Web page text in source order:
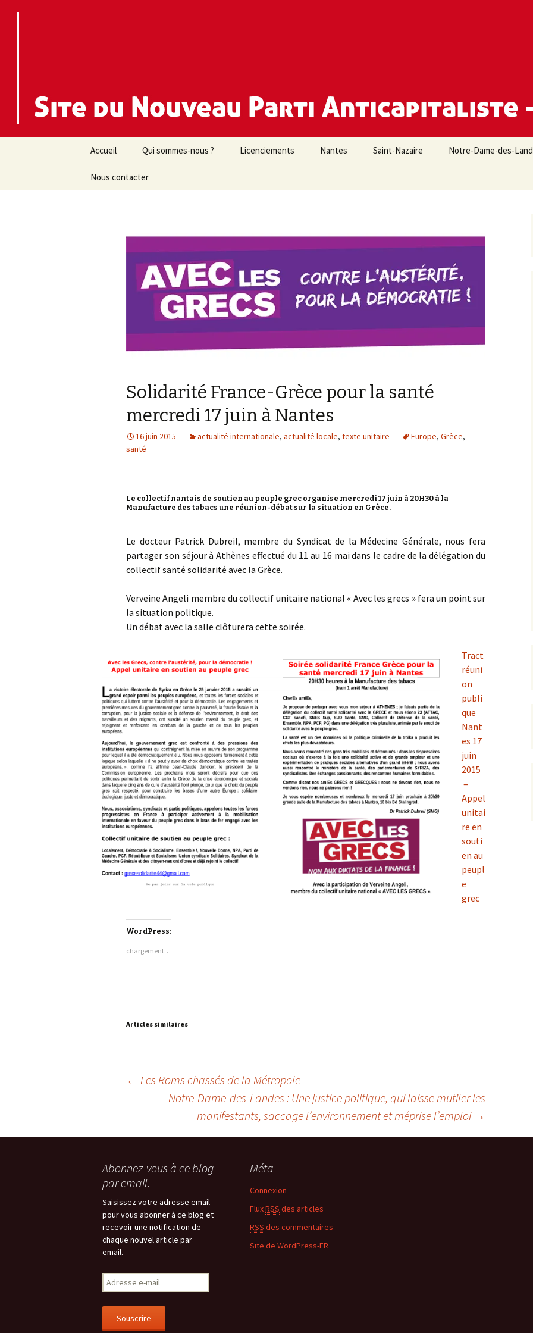
contenu
Accueil Qui sommes-nous ? Licenciements Nantes Saint-Nazaire Notre-Dame-des-
Nous contacter
Solidarité France-Grèce pour la santé
mercredi 17 juin à Nantes
16 juin 2015 actualité internationale, actualité locale, texte unitaire Europe, Grèce,
santé
Le collectif nantais de soutien au peuple grec organise mercredi 17 juin à 20H30 à la
Manufacture des tabacs une réunion-débat sur la situation en Grèce.
Le docteur Patrick Dubreil, membre du Syndicat de la Médecine Générale, nous fera
partager son séjour à Athènes effectué du 11 au 16 mai dans le cadre de la délégation du
collectif santé solidarité avec la Grèce.
Verveine Angeli membre du collectif unitaire national « Avec les grecs » fera un point sur
la situation politique.
Un débat avec la salle clôturera cette soirée.
Tract
réuni
on
publi
que
Nant
es 17
juin
2015
–
Appel
unitai
re en
souti
en au
peupl
e
grec
WordPress:
chargement…
Articles similaires
← Les Roms chassés de la Métropole
Notre-Dame-des-Landes : Une justice politique, qui laisse mutiler les
manifestants, saccage l’environnement et méprise l’emploi →
Abonnez-vous à ce blog
par email.
Saisissez votre adresse email
pour vous abonner à ce blog et
recevoir une notification de
chaque nouvel article par
email.
Adresse
e-
Souscrire
Méta
Connexion
FluxRSS des articles
RSS des commentaires
Site de WordPress-FR